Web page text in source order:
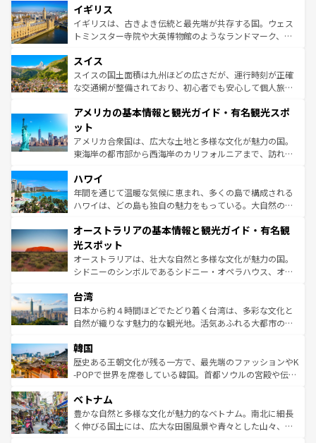
香り高いラベンダー畑など、多彩な楽しみ方が可能だ。さ
らに、パリ以外の地域にも魅力が溢れており、どの街角に
も豊かな歴史と文化が息づいている。パリ以外の個性あふ
を参照してほしい。
顔を持つこの国は、どこを歩いても飽きることがない。ベ
ルリンの文化的活気、バイエルン州のアルプスの絶景、そ
してライン川沿いのワイン畑といった風景は必見。ビール
は、お酒好きな人にはぜひ体験してほしい。 なお、新着の
ドイツ情報はコンテンツ一覧を参照してほしい。
イギリス
イギリスは、古きよき伝統と最先端が共存する国。ウェス
トミンスター寺院や大英博物館のようなランドマーク、歴
リアごとに異なる魅力がある。また、優雅なアフタヌーン
ティー、ビール好きにはたまらない英国パブ、サッカー観
戦など、本場だからこそできる体験も豊富。イギリスを旅
ンツ一覧を参照してほしい。
スイス
スイスの国土面積は九州ほどの広さだが、運行時刻が正確
な交通網が整備されており、初心者でも安心して個人旅行
の建物がそのまま残る町や、スイスならではのユニークな
博物館もあり、アルプス観光だけでなく町歩きも満喫する
ことができる。国民の所得が高いため物価も高いが、旅行
者向けの交通パス提供のサービスもあり、うまく活用すれ
着のスイス情報は
アメリカの基本情報と観光ガイド・有名観光スポ
ット
アメリカ合衆国は、広大な土地と多様な文化が魅力の国。
東海岸の都市部から西海岸のカリフォルニアまで、訪れる
のような巨大都市は、観光、ショッピング、エンターテイ
ンメントが詰まった刺激的なスポットだ。一方、アメリカ
西部には大自然が広がり、グランドキャニオンやイエロー
部のニューオーリンズでは、音楽と美食が融合した独特の
文化が魅力。旅行者はアメリカの各地域で異なる魅力を楽
しみながら、その多様性と豊かな歴史を感じることができ
るだろう。車でのロードトリップや列車の旅も、アメリカ
情報は
ハワイ
年間を通じて温暖な気候に恵まれ、多くの島で構成される
ハワイは、どの島も独自の魅力をもっている。大自然の神
ワイ島は見逃せない。また、定番の観光地といえばオアフ
島だが、静かな自然を求めるならマウイ島やカウアイ島が
おすすめ。エメラルドグリーンに輝く海をはじめ、豊かな
文化や歴史が息づいている。「アロハスピリット」と呼ば
人々、おいしいローカルフードやハワイアンミュージッ
ク、伝統的なフラダンスなど、すべてがハワイの魅力を彩
っている。訪れるたびに新しい発見と感動が待っているハ
はコンテンツ一覧
オーストラリアの基本情報と観光ガイド・有名観
光スポット
オーストラリアは、壮大な自然と多様な文化が魅力の国。
シドニーのシンボルであるシドニー・オペラハウス、オー
リアリーフや大陸中央部にそびえるウルル（エアーズロッ
ク）、タスマニアの美しい原生林やケアンズの熱帯雨林な
ど、見どころがたくさん。また、カフェやワイン、オージ
いる。アクティビティも充実しており、サーフィンやダイ
ビング、ハイキングなど、アウトドア好きにはたまらな
い。オーストラリアの多彩な魅力を存分に味わいつくそ
参照してほしい。
台湾
日本から約４時間ほどでたどり着く台湾は、多彩な文化と
自然が織りなす魅力的な観光地。活気あふれる大都市の台
ン）、静ひつな山岳地帯である台湾東部など、都市の喧騒
と山間の静けさが共存しており、訪れる人に新しい発見と
驚きをもたらしてくれる。また、奥深い台湾の食文化も魅
容にもいいと評判のスイーツなど、バラエティ豊かな料理
が味わえる。 なお、新着の台湾情報は コンテンツ一覧を参
照してほしい。
韓国
歴史ある王朝文化が残る一方で、最先端のファッションやK
-POPで世界を席巻している韓国。首都ソウルの宮殿や伝統
き、地方に足を延ばせば四季折々の自然美を楽しむことが
できる。そして、キムチや焼肉、絶品のストリートフード
まで、さまざまな韓国料理が待っている。夜には、韓国な
ベトナム
豊かな自然と多様な文化が魅力的なベトナム。南北に細長
く伸びる国土には、広大な田園風景や青々とした山々、世